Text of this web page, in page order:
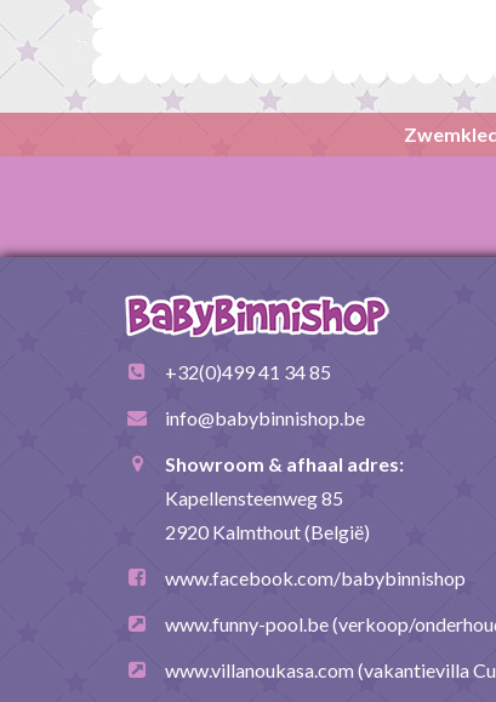
+32(0)499 41 34 85
info@babybinnishop.be
Showroom & afhaal adres:
Kapellensteenweg 85
2920 Kalmthout (België)
www.facebook.com/babybinnishop
www.funny-pool.be(verkoop/
www.villanoukasa.com(vakantievilla